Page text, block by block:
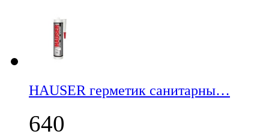
НАUSER герметик санитарны…
640